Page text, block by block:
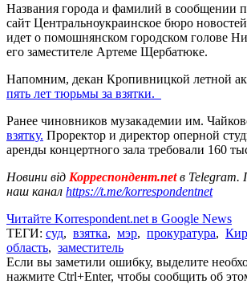
Названия города и фамилий в сообщении
сайт Центральноукраинское бюро новостей
идет о помошнянском городском голове
его заместителе Артеме Щербатюке.
Напомним, декан Кропивницкой летной
пять лет тюрьмы за взятки.
Ранее чиновников музакадемии им.
взятку. Проректор и директор оперной
аренды концертного зала требовали 160
Новини від Корреспондент.netв Telegram.
наш канал https://t.me/korrespondentnet
Читайте Korrespondent.net в Google News
ТЕГИ: суд, взятка, мэр, прокуратура,
область, заместитель
Если вы заметили ошибку, выделите
нажмите Ctrl+Enter, чтобы сообщить об